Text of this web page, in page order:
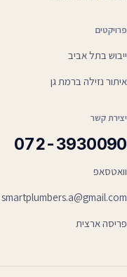
פרויקטים
ייבוש בתל אביב
איתור נזילה ברמת גן
יצירת קשר
072-3930090
וואטסאפ
smartplumbers.a@gmail.com
פריסה ארצית